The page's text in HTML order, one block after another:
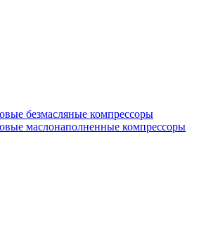
безмасляные компрессоры
маслонаполненные компрессоры